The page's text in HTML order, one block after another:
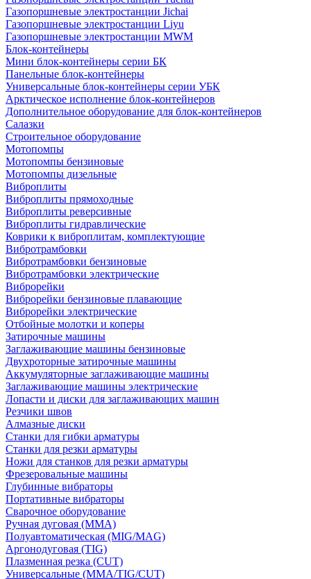
Газопоршневые электростанции Jichai
Газопоршневые электростанции Liyu
Газопоршневые электростанции MWM
Блок-контейнеры
Мини блок-контейнеры серии БК
Панельные блок-контейнеры
Универсальные блок-контейнеры серии УБК
Арктическое исполнение блок-контейнеров
Дополнительное оборудование для блок-контейнеров
Салазки
Строительное оборудование
Мотопомпы
Мотопомпы бензиновые
Мотопомпы дизельные
Виброплиты
Виброплиты прямоходные
Виброплиты реверсивные
Виброплиты гидравлические
Коврики к виброплитам, комплектующие
Вибротрамбовки
Вибротрамбовки бензиновые
Вибротрамбовки электрические
Виброрейки
Виброрейки бензиновые плавающие
Виброрейки электрические
Отбойные молотки и коперы
Затирочные машины
Заглаживающие машины бензиновые
Двухроторные затирочные машины
Аккумуляторные заглаживающие машины
Заглаживающие машины электрические
Лопасти и диски для заглаживающих машин
Резчики швов
Алмазные диски
Станки для гибки арматуры
Станки для резки арматуры
Ножи для станков для резки арматуры
Фрезеровальные машины
Глубинные вибраторы
Портативные вибраторы
Сварочное оборудование
Ручная дуговая (MMA)
Полуавтоматическая (MIG/MAG)
Аргонодуговая (TIG)
Плазменная резка (CUT)
Универсальные (MMA/TIG/CUT)